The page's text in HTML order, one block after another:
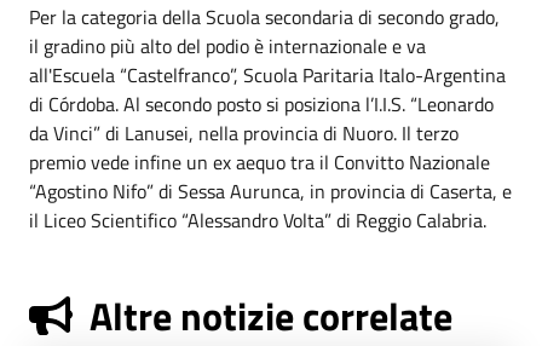
Per la categoria della Scuola secondaria di secondo grado,
il gradino più alto del podio è internazionale e va
all'Escuela “Castelfranco”, Scuola Paritaria Italo-Argentina
di Córdoba. Al secondo posto si posiziona l’I.I.S. “Leonardo
da Vinci” di Lanusei, nella provincia di Nuoro. Il terzo
premio vede infine un ex aequo tra il Convitto Nazionale
“Agostino Nifo” di Sessa Aurunca, in provincia di Caserta, e
il Liceo Scientifico “Alessandro Volta” di Reggio Calabria.
Altre notizie correlate